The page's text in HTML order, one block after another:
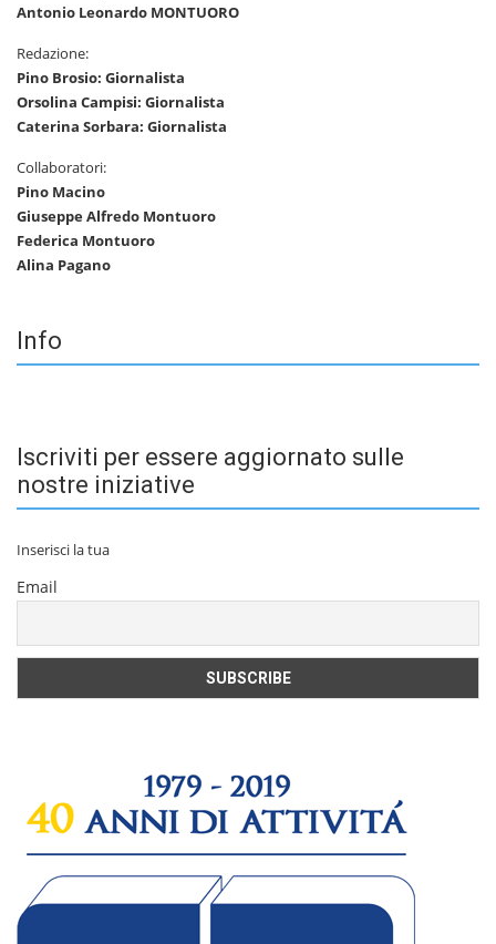
Antonio Leonardo MONTUORO
Redazione:
Pino Brosio: Giornalista
Orsolina Campisi: Giornalista
Caterina Sorbara: Giornalista
Collaboratori:
Pino Macino
Giuseppe Alfredo Montuoro
Federica Montuoro
Alina Pagano
Info
Iscriviti per essere aggiornato sulle
nostre iniziative
Inserisci la tua
Email